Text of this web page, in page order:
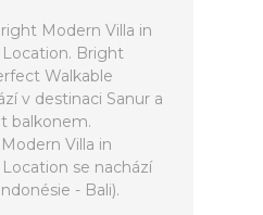
Modern Villa in
Bright
Walkable
v destinaci Sanur a
balkonem.
Villa in
se nachází
- Bali).